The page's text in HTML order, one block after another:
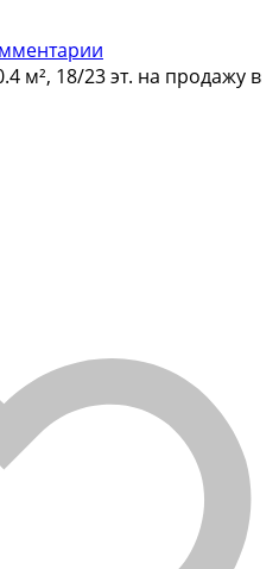
м², 18/23 эт. на продажу в